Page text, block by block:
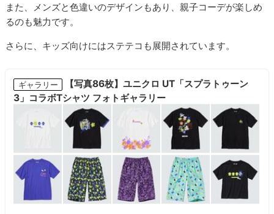
また、メンズと色違いのデザインもあり、親子コーデが楽しめ
るのも魅力です。
さらに、キッズ向けにはステテコも展開されています。
ギャラリー
【写真86枚】ユニクロ UT「スプラトゥーン
3」コラボTシャツ フォトギャラリー